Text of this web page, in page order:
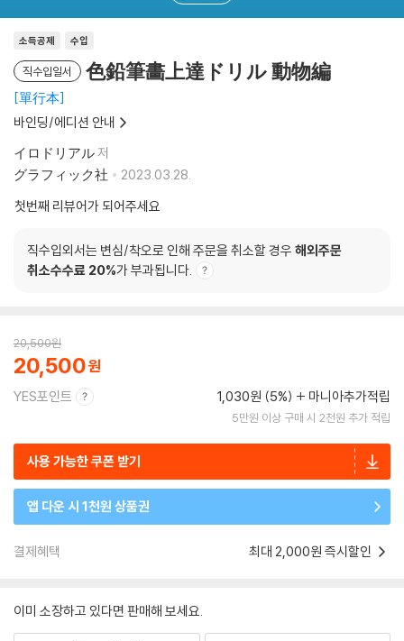
소득공제 수입
직수입일서 色鉛筆畵上達ドリル 動物編
單行本
바인딩/에디션 안내
イロドリアル저
グラフィック社
2023.03.28.
첫번째 리뷰어가 되어주세요
직수입외서는 변심/착오로 인해 주문을 취소할 경우 해외주문
취소수수료 20%가 부과됩니다.
20,500원
20,500
YES포인트 1,030원 (5%) 마니아추가적립
5만원 이상 구매 시 2천원 추가 적립
사용 가능한 쿠폰 받기
앱 다운 시 1천원 상품권
결제혜택 최대 2,000원 즉시할인
이미 소장하고 있다면 판매해 보세요.